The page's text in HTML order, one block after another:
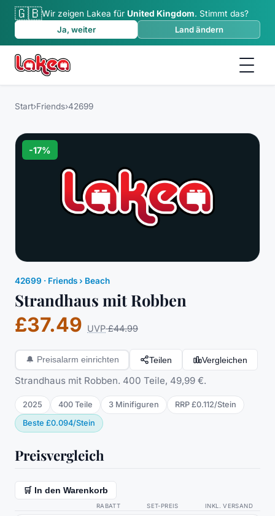
🇬🇧Wir zeigen Lakea für United Kingdom. Stimmt das?
Ja, weiter
Land ändern
Start›Friends›42699
-17%
42699 · Friends› Beach
Strandhaus mit Robben
£37.49 UVP £44.99
🔔 Preisalarm einrichten Teilen Vergleichen
Strandhaus mit Robben. 400 Teile, 49,99 €.
2025 400 Teile 3 Minifiguren RRP £0.112/Stein
Beste £0.094/Stein
Preisvergleich
🛒 In den Warenkorb
RABATT SET-PREIS INKL. VERSAND